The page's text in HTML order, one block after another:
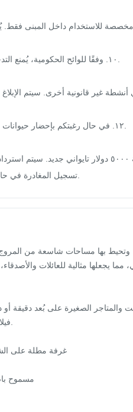
مخصصة للاستخدام داخل المبنى فقط.
١٠. وفقًا للوائح الحكومية، يُمنع
أنشطة غير قانونية أخرى. سيتم
١٢. في حال رغبتكم بإحضار حيوانات
وتحيط بها مساحات شاسعة من
يجعلها مثالية للعائلات
مسموح